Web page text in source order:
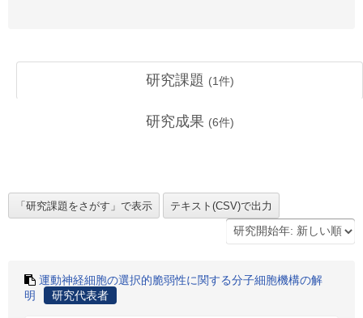
研究課題 (1件)
研究成果 (6件)
運動神経細胞の選択的脆弱性に関する分子細胞機構の解
明
研究代表者